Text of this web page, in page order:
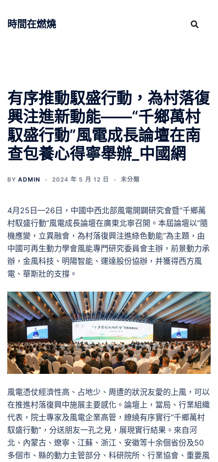
時間在燃燒
有序推動馭盛行動，為村落復
興注進新動能——“千鄉萬村
馭盛行動”風電成長論壇在南
查包養心得寧舉辦_中國網
BY ADMIN 2024 年 5 月 12 日 未分類
4月25日—26日，中國中西北部風電開闢研究會暨“千鄉萬
村馭盛行動”風電成長論壇在廣東北寧召開。本屆論壇以“隨
機應變，立異融會，為村落復興注進綠色動能”為主題，由
中國可再生動力學會風能專門研究委員會主辦，前景動力承
辦，金風科技、明陽智能、運達股份協辦，并獲得西方風
電、華斯壯的支撐。
風電憑仗經濟性高、占地少、周遭的狀況友愛的上風，可以
在推進村落復興中施展主要感化。論壇上，當局、行業組織
代表，院士專家及風電企業高管，繚繞有序實行“千鄉萬村
馭盛行動”，分送朋友一孔之見，展現實行結果。來自河
北、內蒙古、遼寧、江蘇、浙江、安徽等十余個省份及50
多個市、縣的動力主管部分、科研院所、行業協會、重要風